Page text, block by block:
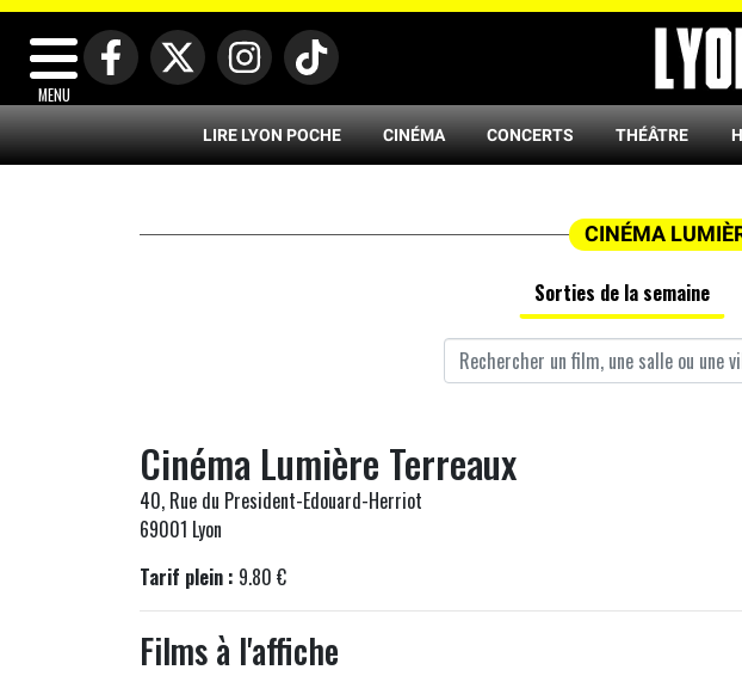
MENU
LIRE LYON POCHE CINÉMA CONCERTS THÉÂTRE
CINÉMA
Sorties de la semaine
Cinéma Lumière Terreaux
40, Rue du President-Edouard-Herriot
69001 Lyon
Tarif plein : 9.80 €
Films à l'affiche